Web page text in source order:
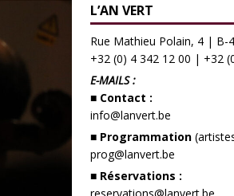
L’AN VERT
Rue Mathieu Polain, 4 | B-
+32 (0) 4 342 12 00 | +32
E-MAILS :
■ Contact :
info@lanvert.be
■ Programmation
prog@lanvert.be
■ Réservations :